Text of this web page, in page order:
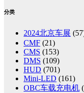
分类
2024北京车展
CMF (21)
CMS (153)
DMS (109)
HUD (701)
Mini-LED (161)
OBC车载充电机